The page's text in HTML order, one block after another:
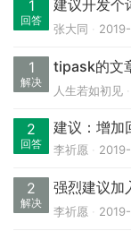
1
回答
建议开发个
张大同
1
解决
tipask的文
人生若如初见
2
回答
建议：增加
李祈愿
2
解决
强烈建议加
李祈愿